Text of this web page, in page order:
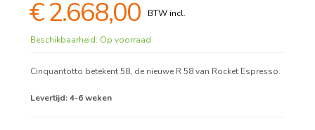
€ 2.668,00
Beschikbaarheid: Op voorraad
Cinquantotto betekent 58, de nieuwe R 58 van Rocket Espresso.
Levertijd: 4-6 weken